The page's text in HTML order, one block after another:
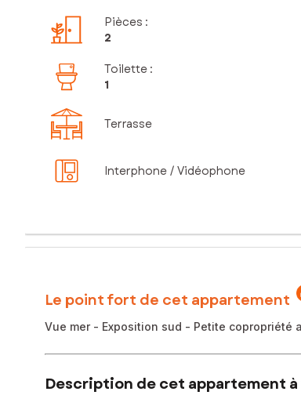
Pièces :
2
Toilette :
1
Terrasse
Interphone / Vidéophone
Le point fort de cet appartement
Vue mer - Exposition sud - Petite copropriété
Description de cet appartement à